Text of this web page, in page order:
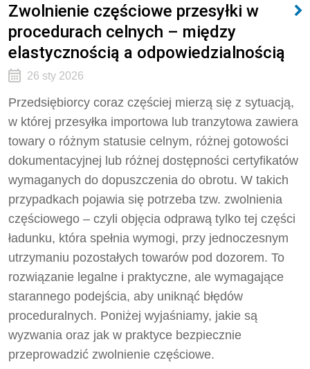
Zwolnienie częściowe przesyłki w
procedurach celnych – między
elastycznością a odpowiedzialnością
26 sty 2026
Przedsiębiorcy coraz częściej mierzą się z sytuacją,
w której przesyłka importowa lub tranzytowa zawiera
towary o różnym statusie celnym, różnej gotowości
dokumentacyjnej lub różnej dostępności certyfikatów
wymaganych do dopuszczenia do obrotu. W takich
przypadkach pojawia się potrzeba tzw. zwolnienia
częściowego – czyli objęcia odprawą tylko tej części
ładunku, która spełnia wymogi, przy jednoczesnym
utrzymaniu pozostałych towarów pod dozorem. To
rozwiązanie legalne i praktyczne, ale wymagające
starannego podejścia, aby uniknąć błędów
proceduralnych. Poniżej wyjaśniamy, jakie są
wyzwania oraz jak w praktyce bezpiecznie
przeprowadzić zwolnienie częściowe.